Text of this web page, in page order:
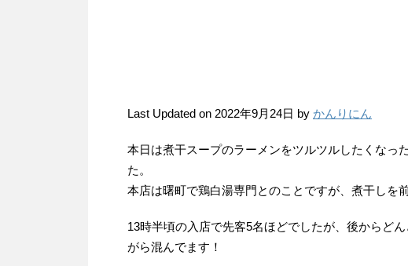
Last Updated on 2022年9月24日 by かんりにん
本日は煮干スープのラーメンをツルツルしたくなっ
た。
本店は曙町で鶏白湯専門とのことですが、煮干しを
13時半頃の入店で先客5名ほどでしたが、後からど
がら混んでます！